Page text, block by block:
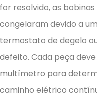
for resolvido, as
congelaram devido a
termostato de degelo
defeito. Cada peça
multímetro para
caminho elétrico